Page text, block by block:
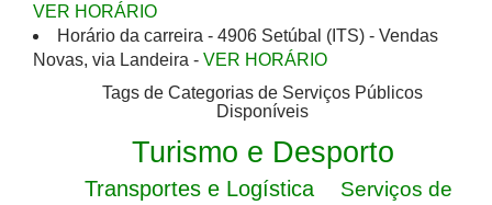
VER HORÁRIO
Horário da carreira - 4906 Setúbal (ITS) - Vendas
Novas, via Landeira - VER HORÁRIO
Tags de Categorias de Serviços Públicos
Disponíveis
Turismo e Desporto
Transportes e Logística
Serviços de